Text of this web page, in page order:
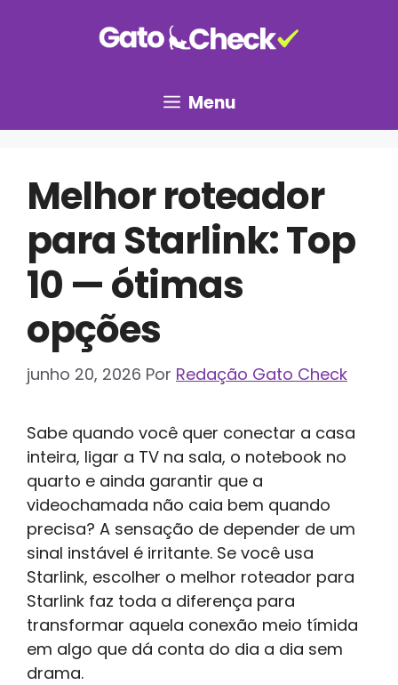
Menu
Melhor roteador
para Starlink: Top
10 — ótimas
opções
junho 20, 2026 Por Redação Gato Check
Sabe quando você quer conectar a casa
inteira, ligar a TV na sala, o notebook no
quarto e ainda garantir que a
videochamada não caia bem quando
precisa? A sensação de depender de um
sinal instável é irritante. Se você usa
Starlink, escolher o melhor roteador para
Starlink faz toda a diferença para
transformar aquela conexão meio tímida
em algo que dá conta do dia a dia sem
drama.